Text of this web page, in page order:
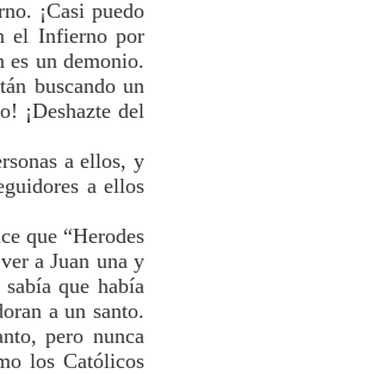
¡Casi puedo
el Infierno por
es un demonio.
buscando un
¡Deshazte del
a ellos, y
a ellos
que “Herodes
a Juan una y
que había
a un santo.
pero nunca
los Católicos